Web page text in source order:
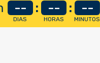
--
DIAS
: --
HORAS
: --
MINUTOS